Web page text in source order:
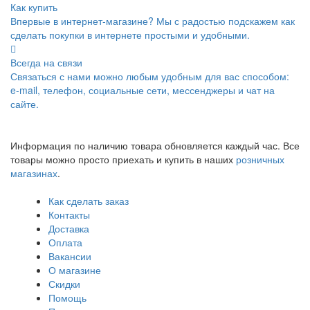
Как купить
Впервые в интернет-магазине? Мы с радостью подскажем как
сделать покупки в интернете простыми и удобными.
Всегда на связи
Связаться с нами можно любым удобным для вас способом:
e-mail, телефон, социальные сети, мессенджеры и чат на
сайте.
Информация по наличию товара обновляется каждый час. Все
товары можно просто приехать и купить в наших розничных
магазинах.
Как сделать заказ
Контакты
Доставка
Оплата
Вакансии
О магазине
Скидки
Помощь